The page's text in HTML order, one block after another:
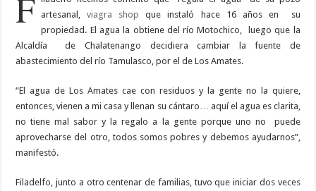
artesanal,viagra shop que instaló hace 16 años en
su
propiedad. El agua la obtiene del río Motochico,
luego que la
Alcaldía
de Chalatenango decidiera cambiar la fuente de
abastecimiento del río Tamulasco, por el de Los Amates.
“El agua de Los Amates cae con residuos y la gente no la quiere,
entonces, vienen a mi casa y llenan su cántaro… aquí el agua es clarita,
no tiene mal sabor y la regalo a la gente porque uno no
puede
aprovecharse del otro, todos somos pobres y debemos ayudarnos”,
manifestó.
Filadelfo, junto a otro centenar de familias, tuvo que iniciar dos veces